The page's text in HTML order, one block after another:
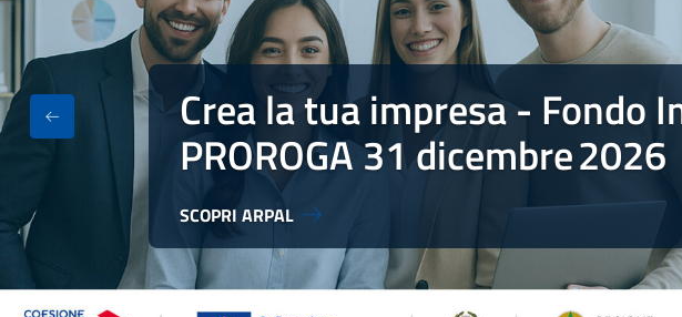
Crea la tua impresa - Fondo Imprese Donne e Giovani
Crea la tua impresa - Fondo
PROROGA 31 dicembre2026
SCOPRI ARPAL